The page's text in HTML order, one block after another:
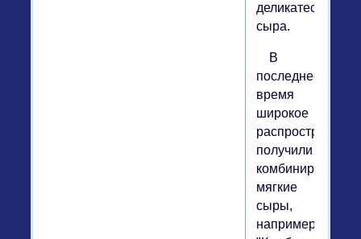
деликатесного
сыра.
В
последнее
время
широкое
получили
мягкие
сыры,
например